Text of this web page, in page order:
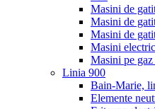
Masini de
Masini de
Masini de
Masini
Masini pe
Linia 900
Bain-Marie,
Elemente